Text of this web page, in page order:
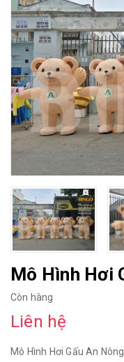
Mô Hình Hơi
Còn hàng
Liên hệ
Mô Hình Hơi Gấu An